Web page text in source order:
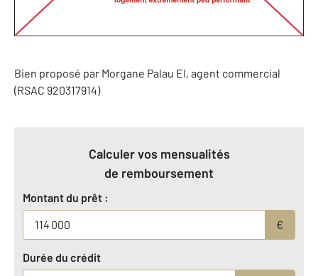
Bien proposé par Morgane Palau EI, agent commercial
(RSAC 920317914)
Calculer vos mensualités
de remboursement
Montant du prêt :
€
Durée du crédit